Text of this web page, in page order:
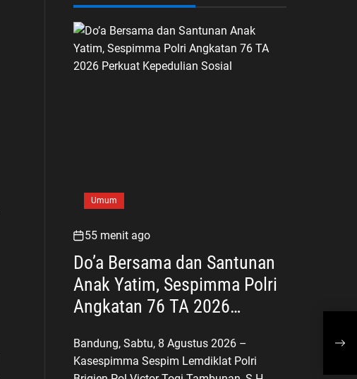
Umum
55 menit ago
Do’a Bersama dan Santunan
Anak Yatim, Sespimma Polri
Angkatan 76 TA 2026
Bandung, Sabtu, 8 Agustus 2026 –
Kasespimma Sespim Lemdiklat Polri